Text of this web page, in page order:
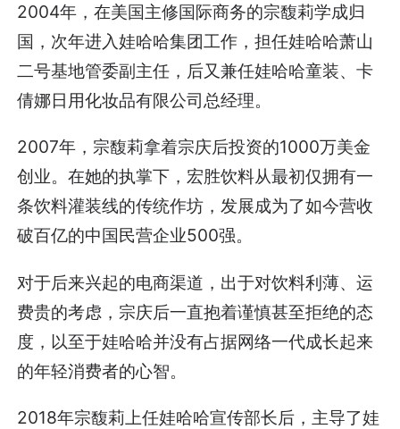
2004年，在美国主修国际商务的宗馥莉学成归
国，次年进入娃哈哈集团工作，担任娃哈哈萧山
二号基地管委副主任，后又兼任娃哈哈童装、卡
倩娜日用化妆品有限公司总经理。
2007年，宗馥莉拿着宗庆后投资的1000万美金
创业。在她的执掌下，宏胜饮料从最初仅拥有一
条饮料灌装线的传统作坊，发展成为了如今营收
破百亿的中国民营企业500强。
对于后来兴起的电商渠道，出于对饮料利薄、运
费贵的考虑，宗庆后一直抱着谨慎甚至拒绝的态
度，以至于娃哈哈并没有占据网络一代成长起来
的年轻消费者的心智。
2018年宗馥莉上任娃哈哈宣传部长后，主导了娃